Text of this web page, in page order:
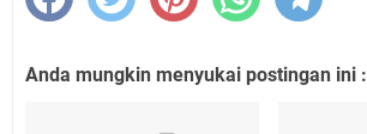
Anda mungkin menyukai postingan ini :